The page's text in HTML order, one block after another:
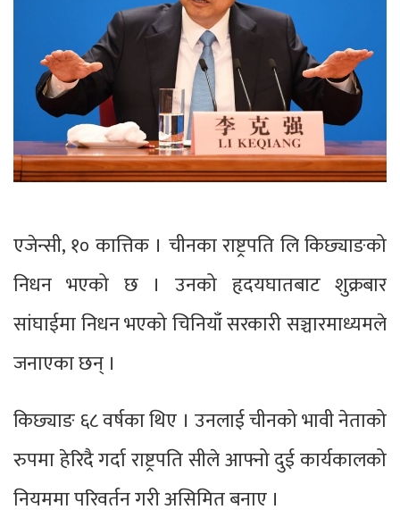
एजेन्सी, १० कात्तिक । चीनका राष्ट्रपति लि किछ्याङको
निधन भएको छ । उनको हृदयघातबाट शुक्रबार
सांघाईमा निधन भएको चिनियाँ सरकारी सञ्चारमाध्यमले
जनाएका छन् ।
किछ्याङ ६८ वर्षका थिए । उनलाई चीनको भावी नेताको
रुपमा हेरिदै गर्दा राष्ट्रपति सीले आफ्नो दुई कार्यकालको
नियममा परिवर्तन गरी असिमित बनाए ।